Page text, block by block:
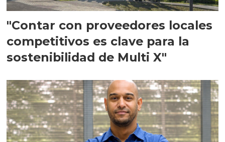
"Contar con proveedores locales
competitivos es clave para la
sostenibilidad de Multi X"